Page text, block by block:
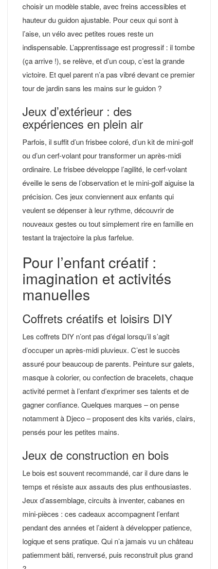
choisir un modèle stable, avec freins accessibles et
hauteur du guidon ajustable. Pour ceux qui sont à
l’aise, un vélo avec petites roues reste un
indispensable. L’apprentissage est progressif : il tombe
(ça arrive !), se relève, et d’un coup, c’est la grande
victoire. Et quel parent n’a pas vibré devant ce premier
tour de jardin sans les mains sur le guidon ?
Jeux d’extérieur : des
expériences en plein air
Parfois, il suffit d’un frisbee coloré, d’un kit de mini-golf
ou d’un cerf-volant pour transformer un après-midi
ordinaire. Le frisbee développe l’agilité, le cerf-volant
éveille le sens de l’observation et le mini-golf aiguise la
précision. Ces jeux conviennent aux enfants qui
veulent se dépenser à leur rythme, découvrir de
nouveaux gestes ou tout simplement rire en famille en
testant la trajectoire la plus farfelue.
Pour l’enfant créatif :
imagination et activités
manuelles
Coffrets créatifs et loisirs DIY
Les coffrets DIY n’ont pas d’égal lorsqu’il s’agit
d’occuper un après-midi pluvieux. C’est le succès
assuré pour beaucoup de parents. Peinture sur galets,
masque à colorier, ou confection de bracelets, chaque
activité permet à l’enfant d’exprimer ses talents et de
gagner confiance. Quelques marques – on pense
notamment à Djeco – proposent des kits variés, clairs,
pensés pour les petites mains.
Jeux de construction en bois
Le bois est souvent recommandé, car il dure dans le
temps et résiste aux assauts des plus enthousiastes.
Jeux d’assemblage, circuits à inventer, cabanes en
mini-pièces : ces cadeaux accompagnent l’enfant
pendant des années et l’aident à développer patience,
logique et sens pratique. Qui n’a jamais vu un château
patiemment bâti, renversé, puis reconstruit plus grand